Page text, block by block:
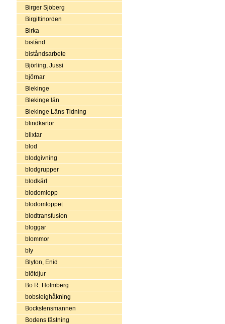
Birger Sjöberg
Birgittinorden
Birka
bistånd
biståndsarbete
Björling, Jussi
björnar
Blekinge
Blekinge län
Blekinge Läns Tidning
blindkartor
blixtar
blod
blodgivning
blodgrupper
blodkärl
blodomlopp
blodomloppet
blodtransfusion
bloggar
blommor
bly
Blyton, Enid
blötdjur
Bo R. Holmberg
bobsleighåkning
Bockstensmannen
Bodens fästning